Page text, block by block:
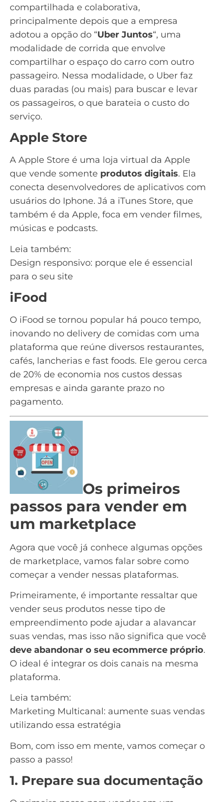
compartilhada e colaborativa,
principalmente depois que a empresa
adotou a opção do “Uber Juntos“, uma
modalidade de corrida que envolve
compartilhar o espaço do carro com outro
passageiro. Nessa modalidade, o Uber faz
duas paradas (ou mais) para buscar e levar
os passageiros, o que barateia o custo do
serviço.
Apple Store
A Apple Store é uma loja virtual da Apple
que vende somente produtos digitais. Ela
conecta desenvolvedores de aplicativos com
usuários do Iphone. Já a iTunes Store, que
também é da Apple, foca em vender filmes,
músicas e podcasts.
Leia também:
Design responsivo: porque ele é essencial
para o seu site
iFood
O iFood se tornou popular há pouco tempo,
inovando no delivery de comidas com uma
plataforma que reúne diversos restaurantes,
cafés, lancherias e fast foods. Ele gerou cerca
de 20% de economia nos custos dessas
empresas e ainda garante prazo no
pagamento.
Os primeiros
passos para vender em
um marketplace
Agora que você já conhece algumas opções
de marketplace, vamos falar sobre como
começar a vender nessas plataformas.
Primeiramente, é importante ressaltar que
vender seus produtos nesse tipo de
empreendimento pode ajudar a alavancar
suas vendas, mas isso não significa que você
deve abandonar o seu ecommerce próprio.
O ideal é integrar os dois canais na mesma
plataforma.
Leia também:
Marketing Multicanal: aumente suas vendas
utilizando essa estratégia
Bom, com isso em mente, vamos começar o
passo a passo!
1. Prepare sua documentação